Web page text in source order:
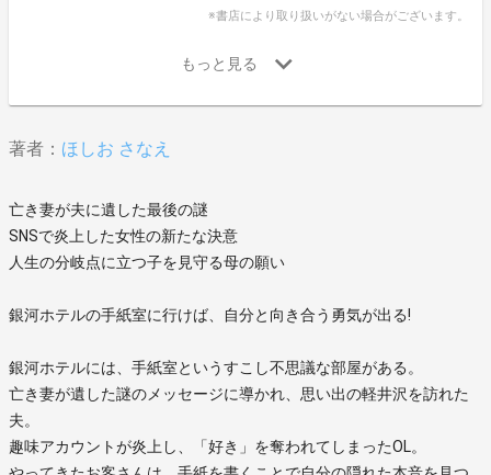
※書店により取り扱いがない場合がございます。
著者： ほしお さなえ
亡き妻が夫に遺した最後の謎
SNSで炎上した女性の新たな決意
人生の分岐点に立つ子を見守る母の願い
銀河ホテルの手紙室に行けば、自分と向き合う勇気が出る!
銀河ホテルには、手紙室というすこし不思議な部屋がある。
亡き妻が遺した謎のメッセージに導かれ、思い出の軽井沢を訪れた
夫。
趣味アカウントが炎上し、「好き」を奪われてしまったOL。